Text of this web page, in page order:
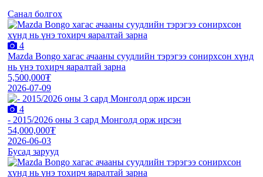
Санал болгох
4
Mazda Bongo хагас ачааны суудлийн тэрэгээ сонирхсон хүнд
нь үнэ тохирч яаралтай зарна
5,500,000₮
2026-07-09
4
- 2015/2026 оны 3 сард Монголд орж ирсэн
54,000,000₮
2026-06-03
Бусад зарууд